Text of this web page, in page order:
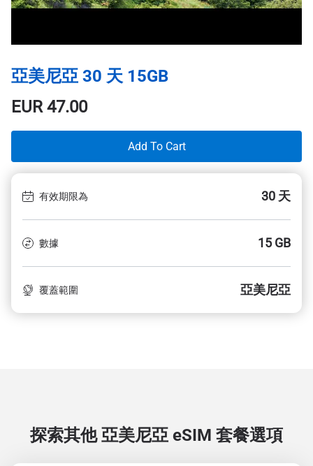
亞美尼亞 30 天 15GB
EUR47.00
Add To Cart
有效期限為 30 天
數據 15 GB
覆蓋範圍 亞美尼亞
探索其他 亞美尼亞 eSIM 套餐選項